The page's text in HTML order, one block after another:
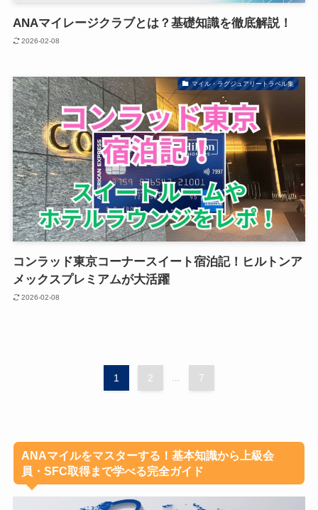
ANAマイレージクラブとは？基礎知識を徹底解説！
2026-02-08
マイル・ラグジュアリートラベル集
コンラッド東京コーナースイート宿泊記！ヒルトンア
メックスプレミアムが大活躍
2026-02-08
1 2 ... 7
ANAマイルをマスターする！基本知識から上級会
員・SFC取得まで学べる完全ガイド